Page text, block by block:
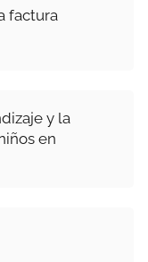
factura
y la
en